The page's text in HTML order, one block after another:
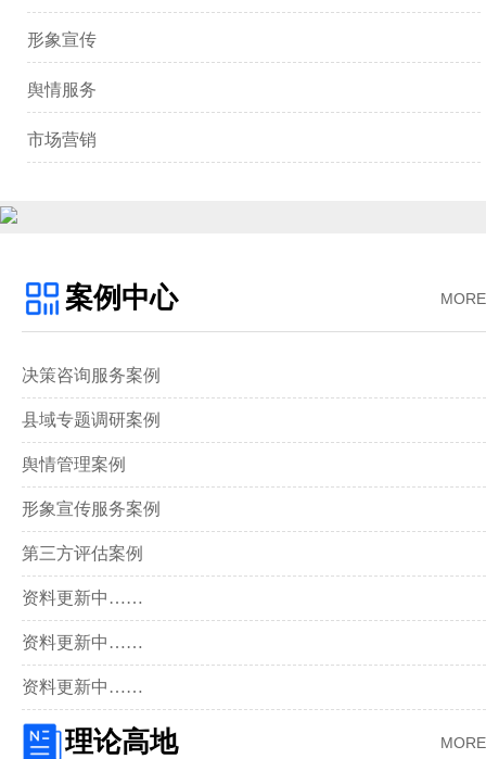
形象宣传
舆情服务
市场营销
MORE
案例中心
决策咨询服务案例
县域专题调研案例
舆情管理案例
形象宣传服务案例
第三方评估案例
资料更新中……
资料更新中……
资料更新中……
MORE
理论高地